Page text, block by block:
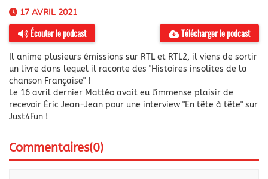
17 AVRIL 2021
Écouter le podcast Télécharger le podcast
Il anime plusieurs émissions sur RTL et RTL2, il viens de sortir
un livre dans lequel il raconte des "Histoires insolites de la
chanson Française" !
Le 16 avril dernier Mattéo avait eu l'immense plaisir de
recevoir Éric Jean-Jean pour une interview "En tête à tête" sur
Just4Fun !
Commentaires(0)